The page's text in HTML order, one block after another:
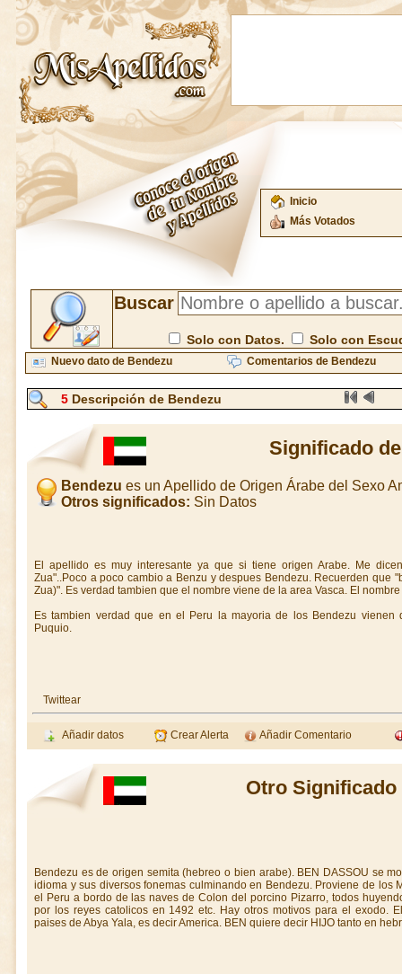
Inicio
Más Votados
Buscar
Solo con Datos. Solo con
Nuevo dato de Bendezu Comentarios de Bendezu
5Descripción de Bendezu
Significado
Bendezu es un Apellido de Origen Árabe del Sexo
Otros significados: Sin Datos
El apellido es muy interesante ya que si tiene origen Arabe. Me
Zua"..Poco a poco cambio a Benzu y despues Bendezu. Recuerden que
Zua)". Es verdad tambien que el nombre viene de la area Vasca. El
Es tambien verdad que en el Peru la mayoria de los Bendezu vienen
Puquio.
Twittear
Añadir datos Crear Alerta Añadir Comentario
Otro Significado
Bendezu es de origen semita (hebreo o bien arabe). BEN DASSOU se
idioma y sus diversos fonemas culminando en Bendezu. Proviene de los
el Peru a bordo de las naves de Colon del porcino Pizarro, todos
por los reyes catolicos en 1492 etc. Hay otros motivos para el exodo.
paises de Abya Yala, es decir America. BEN quiere decir HIJO tanto en